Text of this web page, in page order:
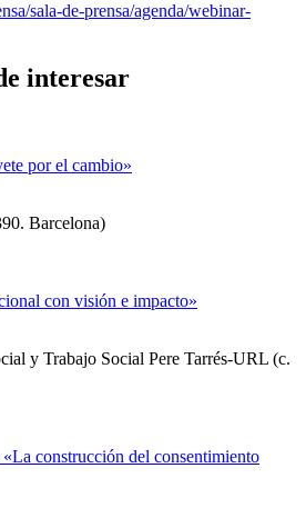
sala-de-prensa/agenda/webinar-
interesar
por el cambio»
Barcelona)
con visión e impacto»
y Trabajo Social Pere Tarrés-URL (c.
construcción del consentimiento